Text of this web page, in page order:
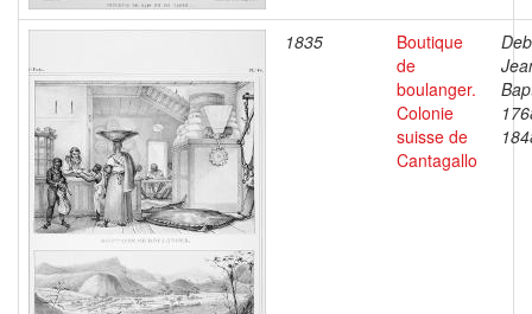
1835
Boutique
de
boulanger.
Colonie
suisse de
Cantagallo